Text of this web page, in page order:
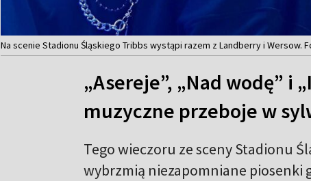
Na scenie Stadionu Śląskiego Tribbs wystąpi razem z Landberry i Wersow.
„Asereje”, „Nad wodę” i
muzyczne przeboje w
Tego wieczoru ze sceny Stadionu
wybrzmią niezapomniane piosenki